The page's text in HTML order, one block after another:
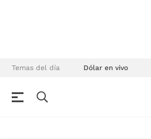
Temas del día Dólar en vivo